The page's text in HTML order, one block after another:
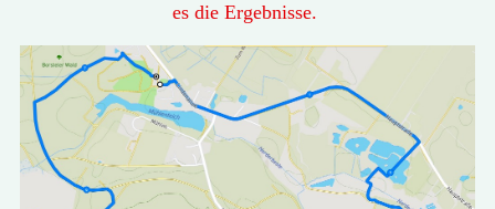
es die Ergebnisse.